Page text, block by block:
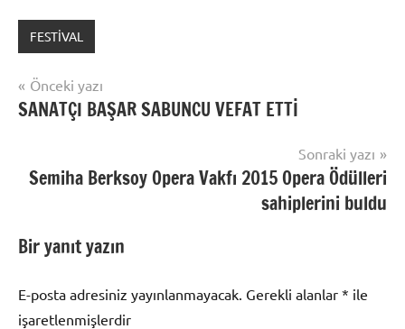
FESTİVAL
Yazı
gezinmesi
Önceki yazı
SANATÇI BAŞAR SABUNCU VEFAT ETTİ
Sonraki yazı
Semiha Berksoy Opera Vakfı 2015 Opera Ödülleri
sahiplerini buldu
Bir yanıt yazın
E-posta adresiniz yayınlanmayacak. Gerekli alanlar * ile
işaretlenmişlerdir